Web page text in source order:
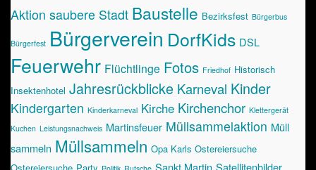
Aktion saubere Stadt Baustelle Bezirksfest Bürgerbus
Bürgerfest Bürgerverein DorfKids DSL
Feuerwehr Flüchtlinge Fotos Friedhof Historisch
Insektenhotel Jahresrückblicke Karneval Kinder
Kindergarten Kinderkarneval Kirche Kirchenchor Klettergerät
Kuchen Leistungsnachweis Martinsfeuer Müllsammelaktion Müll
sammeln Müllsammeln Opa Karls Ostereiersuche
Sankt Martin Satellitenbilder